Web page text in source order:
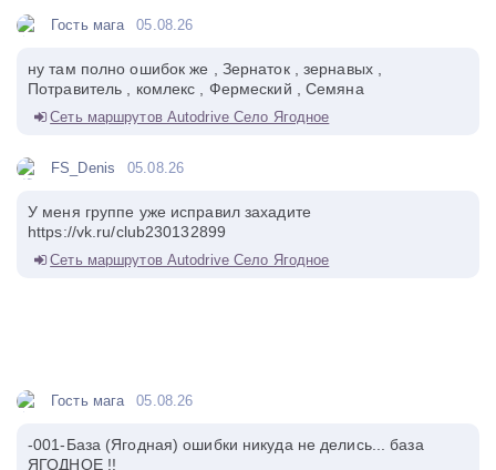
Гость мага 05.08.26
ну там полно ошибок же , Зернаток , зернавых ,
Потравитель , комлекс , Фермеский , Семяна
Сеть маршрутов Autodrive Село Ягодное
FS_Denis 05.08.26
У меня группе уже исправил захадите
https://vk.ru/club230132899
Сеть маршрутов Autodrive Село Ягодное
Гость мага 05.08.26
-001-База (Ягодная) ошибки никуда не делись... база
ЯГОДНОЕ !!